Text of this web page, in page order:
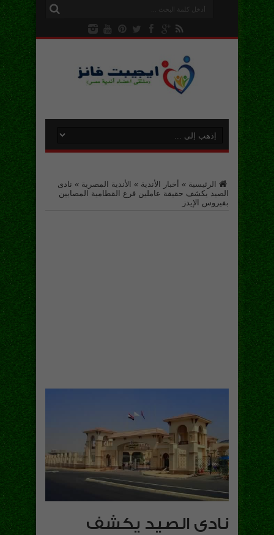
الرئيسية » أخبار الأندية » الأندية المصرية » نادى
الصيد يكشف حقيقة عاملين فرع القطامية المصابين
بفيروس الإيدز
نادى الصيد يكشف